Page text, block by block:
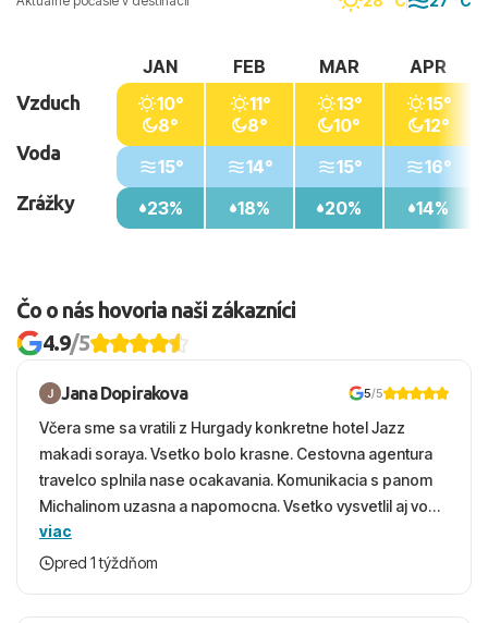
Vzduch
Voda
Zrážky
JAN
10°
8°
15°
23%
FEB
11°
8°
14°
18%
MAR
13°
10°
15°
20%
APR
15°
12°
16°
14%
Čo o nás hovoria naši zákazníci
4.9/5
Jana Dopirakova 5/5
Včera sme sa vratili z Hurgady konkretne hotel Jazz
makadi soraya. Vsetko bolo krasne. Cestovna agentura
travelco splnila nase ocakavania. Komunikacia s panom
Michalinom uzasna a napomocna. Vsetko vysvetlil aj vo
vecernych hodinach zaco sa ospravedlnujem. Hotel
krasny, cisty. Sluzby top. Strava, prostredie, more,
viac
pred 1 týždňom